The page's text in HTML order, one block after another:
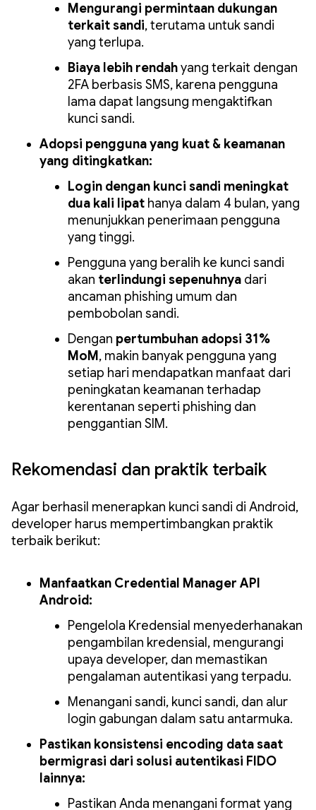
Mengurangi permintaan dukungan
terkait sandi, terutama untuk sandi
yang terlupa.
Biaya lebih rendahyang terkait dengan
2FA berbasis SMS, karena pengguna
lama dapat langsung mengaktifkan
kunci sandi.
Adopsi pengguna yang kuat & keamanan
yang ditingkatkan:
Login dengan kunci sandi meningkat
dua kali lipat hanya dalam 4 bulan, yang
menunjukkan penerimaan pengguna
yang tinggi.
Pengguna yang beralih ke kunci sandi
akan terlindungi sepenuhnya dari
ancaman phishing umum dan
pembobolan sandi.
Dengan pertumbuhan adopsi 31%
MoM, makin banyak pengguna yang
setiap hari mendapatkan manfaat dari
peningkatan keamanan terhadap
kerentanan seperti phishing dan
penggantian SIM.
Rekomendasi dan praktik terbaik
Agar berhasil menerapkan kunci sandi di Android,
developer harus mempertimbangkan praktik
terbaik berikut:
Manfaatkan Credential Manager API
Android:
Pengelola Kredensial menyederhanakan
pengambilan kredensial, mengurangi
upaya developer, dan memastikan
pengalaman autentikasi yang terpadu.
Menangani sandi, kunci sandi, dan alur
login gabungan dalam satu antarmuka.
Pastikan konsistensi encoding data saat
bermigrasi dari solusi autentikasi FIDO
lainnya:
Pastikan Anda menangani format yang